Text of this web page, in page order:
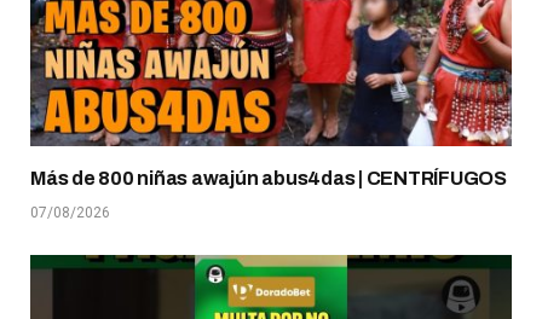
Más de 800 niñas awajún abus4das | CENTRÍFUGOS
07/08/2026